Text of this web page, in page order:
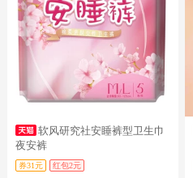
软风研究社安睡裤型卫生巾
夜安裤
券31元 红包2元